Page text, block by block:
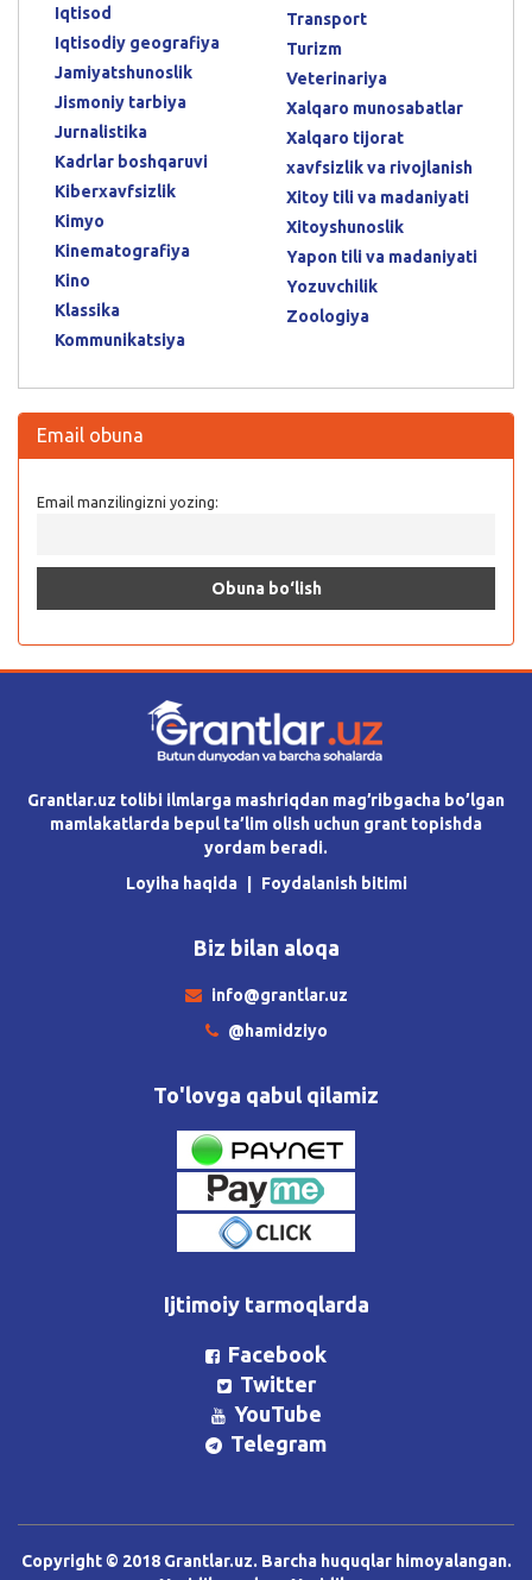
Iqtisod
Iqtisodiy geografiya
Jamiyatshunoslik
Jismoniy tarbiya
Jurnalistika
Kadrlar boshqaruvi
Kiberxavfsizlik
Kimyo
Kinematografiya
Kino
Klassika
Kommunikatsiya
Transport
Turizm
Veterinariya
Xalqaro munosabatlar
Xalqaro tijorat
xavfsizlik va rivojlanish
Xitoy tili va madaniyati
Xitoyshunoslik
Yapon tili va madaniyati
Yozuvchilik
Zoologiya
Email obuna
Email manzilingizni yozing:
Grantlar.uz tolibi ilmlarga mashriqdan mag’ribgacha bo’lgan
mamlakatlarda bepul ta’lim olish uchun grant topishda
yordam beradi.
Loyiha haqida
Foydalanish bitimi
Biz bilan aloqa
info@grantlar.uz
@hamidziyo
To'lovga qabul qilamiz
Ijtimoiy tarmoqlarda
Facebook
Twitter
YouTube
Telegram
Copyright © 2018 Grantlar.uz. Barcha huquqlar himoyalangan.